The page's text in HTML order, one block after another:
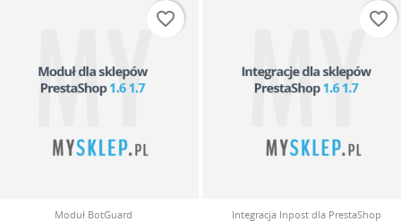
Moduł BotGuard
favorite_border
Integracja Inpost dla PrestaShop
favorite_border